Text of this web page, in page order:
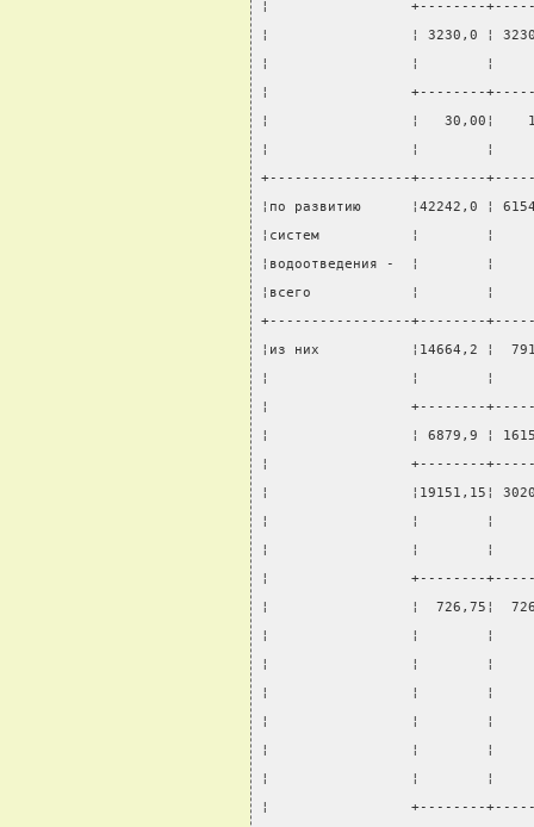
¦                 +--------
¦                 ¦ 3230,0 ¦
¦                 ¦        ¦
¦                 +--------
¦                 ¦   30,00¦
¦                 ¦        ¦
+-----------------+--------
¦по развитию      ¦42242,0 ¦
¦систем           ¦
¦водоотведения -  ¦
¦всего            ¦        ¦
+-----------------+--------
¦из них           ¦14664,2 ¦
¦                 ¦        ¦
¦                 +--------
¦                 ¦ 6879,9 ¦ 1615,0
¦                 +--------
¦                 ¦19151,15¦
¦                 ¦        ¦
¦                 ¦        ¦
¦                 +--------
¦                 ¦  726,75¦
¦                 ¦        ¦
¦                 ¦        ¦
¦                 ¦        ¦
¦                 ¦        ¦
¦                 ¦        ¦
¦                 ¦        ¦
¦                 +--------